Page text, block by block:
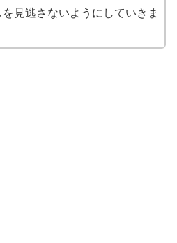
を見逃さないようにしていきま